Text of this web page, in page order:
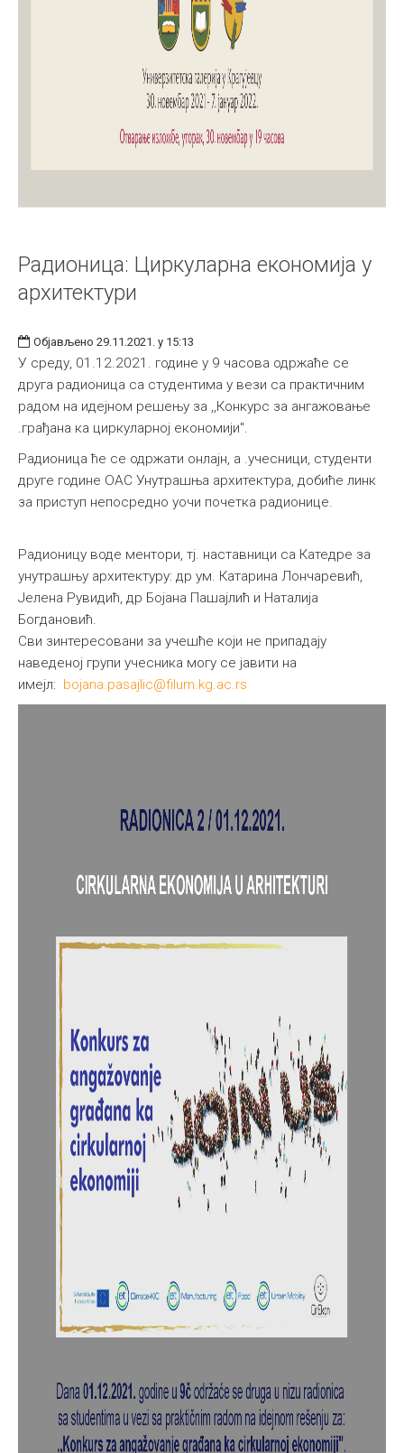
Радионица: Циркуларна економија у
архитектури
Објављено 29.11.2021. у 15:13
У среду, 01.12.2021. године у 9 часова одржаће се
друга радионица са студентима у вези са практичним
радом на идејном решењу за ,,Конкурс за ангажовање
.грађана ка циркуларној економији''.
Радионица ће се одржати онлајн, а .учесници, студенти
друге године ОАС Унутрашња архитектура, добиће линк
за приступ непосредно уочи почетка радионице.
Радионицу воде ментори, тј. наставници са Катедре за
унутрашњу архитектуру: др ум. Катарина Лончаревић,
Јелена Рувидић, др Бојана Пашајлић и Наталија
Богдановић.
Сви зинтересовани за учешће који не припадају
наведеној групи учесника могу се јавити на
имејл: bojana.pasajlic@filum.kg.ac.rs